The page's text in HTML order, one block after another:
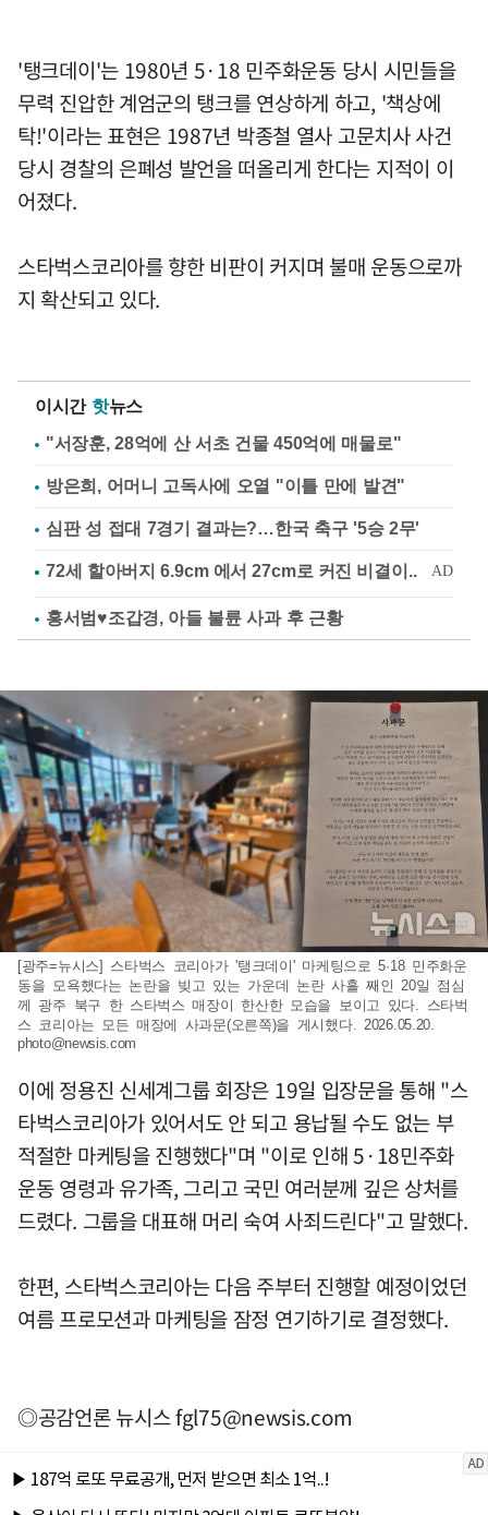
'탱크데이'는 1980년 5·18 민주화운동 당시 시민들을
무력 진압한 계엄군의 탱크를 연상하게 하고, '책상에
탁!'이라는 표현은 1987년 박종철 열사 고문치사 사건
당시 경찰의 은폐성 발언을 떠올리게 한다는 지적이 이
어졌다.
스타벅스코리아를 향한 비판이 커지며 불매 운동으로까
지 확산되고 있다.
이시간 핫뉴스
"서장훈, 28억에 산 서초 건물 450억에 매물로"
방은희, 어머니 고독사에 오열 "이틀 만에 발견"
심판 성 접대 7경기 결과는?…한국 축구 '5승 2무'
홍서범♥조갑경, 아들 불륜 사과 후 근황
[광주=뉴시스] 스타벅스 코리아가 '탱크데이' 마케팅으로 5·18 민주화운
동을 모욕했다는 논란을 빚고 있는 가운데 논란 사흘 째인 20일 점심
께 광주 북구 한 스타벅스 매장이 한산한 모습을 보이고 있다. 스타벅
스 코리아는 모든 매장에 사과문(오른쪽)을 게시했다. 2026.05.20.
photo@newsis.com
이에 정용진 신세계그룹 회장은 19일 입장문을 통해 "스
타벅스코리아가 있어서도 안 되고 용납될 수도 없는 부
적절한 마케팅을 진행했다"며 "이로 인해 5·18민주화
운동 영령과 유가족, 그리고 국민 여러분께 깊은 상처를
드렸다. 그룹을 대표해 머리 숙여 사죄드린다"고 말했다.
한편, 스타벅스코리아는 다음 주부터 진행할 예정이었던
여름 프로모션과 마케팅을 잠정 연기하기로 결정했다.
◎공감언론 뉴시스fgl75@newsis.com